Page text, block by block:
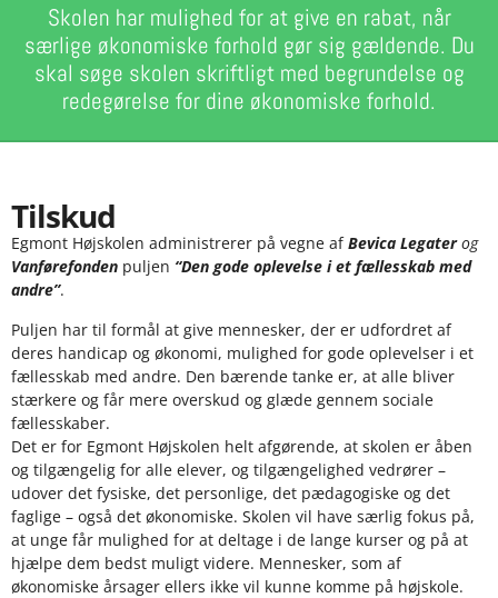
Skolen har mulighed for at give en rabat, når
særlige økonomiske forhold gør sig gældende. Du
skal søge skolen skriftligt med begrundelse og
redegørelse for dine økonomiske forhold.
Tilskud
Egmont Højskolen administrerer på vegne afBevica Legaterog
Vanførefonden puljen “Den gode oplevelse i et fællesskab med
andre”.
Puljen har til formål at give mennesker, der er udfordret af
deres handicap og økonomi, mulighed for gode oplevelser i et
fællesskab med andre. Den bærende tanke er, at alle bliver
stærkere og får mere overskud og glæde gennem sociale
fællesskaber.
Det er for Egmont Højskolen helt afgørende, at skolen er åben
og tilgængelig for alle elever, og tilgængelighed vedrører –
udover det fysiske, det personlige, det pædagogiske og det
faglige – også det økonomiske. Skolen vil have særlig fokus på,
at unge får mulighed for at deltage i de lange kurser og på at
hjælpe dem bedst muligt videre. Mennesker, som af
økonomiske årsager ellers ikke vil kunne komme på højskole.